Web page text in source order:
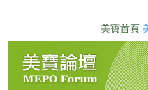
美寶首頁